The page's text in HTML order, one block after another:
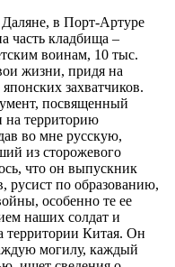
в Порт-Артуре
часть кладбища –
воинам, 10 тыс.
жизни, придя на
захватчиков.
посвященный
на территорию
во мне русскую,
из сторожевого
что он выпускник
русист по образованию,
особенно те ее
наших солдат и
территории Китая. Он
могилу, каждый